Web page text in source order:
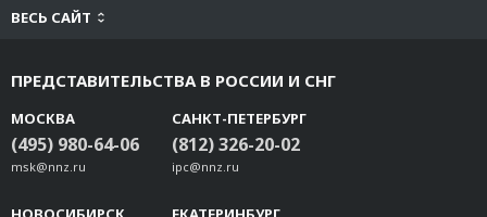
ВЕСЬ САЙТ
ПРЕДСТАВИТЕЛЬСТВА В РОССИИ И СНГ
МОСКВА
(495) 980-64-06
msk@nnz.ru
САНКТ-ПЕТЕРБУРГ
(812) 326-20-02
ipc@nnz.ru